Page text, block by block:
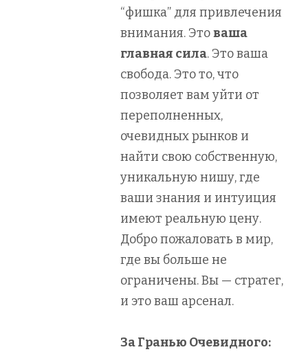
“фишка” для привлечения
внимания. Этоваша
главная сила. Это ваша
свобода. Это то, что
позволяет вам уйти от
переполненных,
очевидных рынков и
найти свою собственную,
уникальную нишу, где
ваши знания и интуиция
имеют реальную цену.
Добро пожаловать в мир,
где вы больше не
ограничены. Вы — стратег,
и это ваш арсенал.
За Гранью Очевидного: